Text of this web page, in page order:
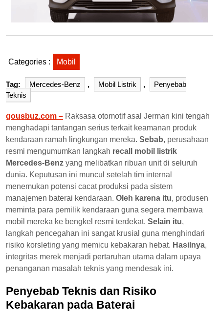
Categories : Mobil
Tag: Mercedes-Benz , Mobil Listrik ,
Penyebab
Teknis
gousbuz.com – Raksasa otomotif asal Jerman kini tengah
menghadapi tantangan serius terkait keamanan produk
kendaraan ramah lingkungan mereka. Sebab, perusahaan
resmi mengumumkan langkah recall mobil listrik
Mercedes-Benz yang melibatkan ribuan unit di seluruh
dunia. Keputusan ini muncul setelah tim internal
menemukan potensi cacat produksi pada sistem
manajemen baterai kendaraan. Oleh karena itu, produsen
meminta para pemilik kendaraan guna segera membawa
mobil mereka ke bengkel resmi terdekat. Selain itu,
langkah pencegahan ini sangat krusial guna menghindari
risiko korsleting yang memicu kebakaran hebat. Hasilnya,
integritas merek menjadi pertaruhan utama dalam upaya
penanganan masalah teknis yang mendesak ini.
Penyebab Teknis dan Risiko
Kebakaran pada Baterai